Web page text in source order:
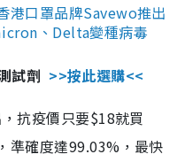
港口罩品牌Savewo推出
、Delta變種病毒
試劑 >>按此選購<<
抗疫價只要$18就買
準確度達99.03%，最快